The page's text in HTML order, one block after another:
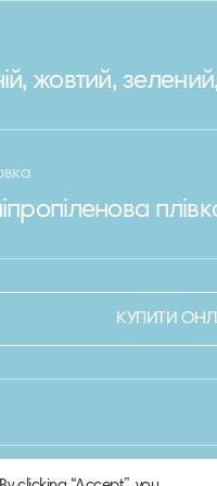
жовтий,
КУПИТИ